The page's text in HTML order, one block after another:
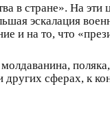
в стране». На эти
эскалация
и на то, что
других сферах, к